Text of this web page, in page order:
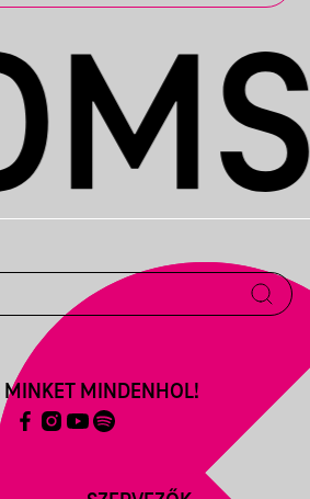
MINKET MINDENHOL!